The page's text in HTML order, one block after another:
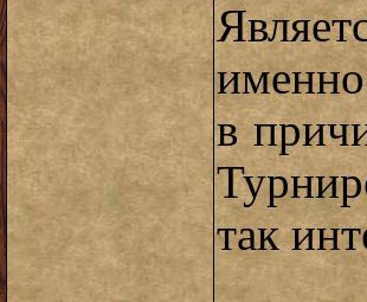
в
так